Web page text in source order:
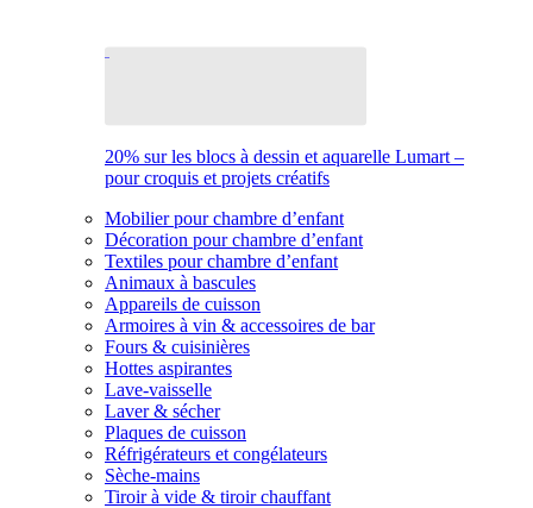
20% sur les blocs à dessin et aquarelle Lumart –
pour croquis et projets créatifs
Mobilier pour chambre d’enfant
Décoration pour chambre d’enfant
Textiles pour chambre d’enfant
Animaux à bascules
Appareils de cuisson
Armoires à vin & accessoires de bar
Fours & cuisinières
Hottes aspirantes
Lave-vaisselle
Laver & sécher
Plaques de cuisson
Réfrigérateurs et congélateurs
Sèche-mains
Tiroir à vide & tiroir chauffant